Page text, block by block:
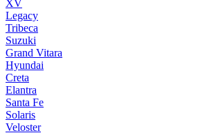
XV
Legacy
Tribeca
Suzuki
Grand Vitara
Hyundai
Creta
Elantra
Santa Fe
Solaris
Veloster